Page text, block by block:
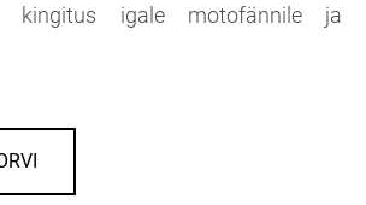
kingitus igale motofännile ja